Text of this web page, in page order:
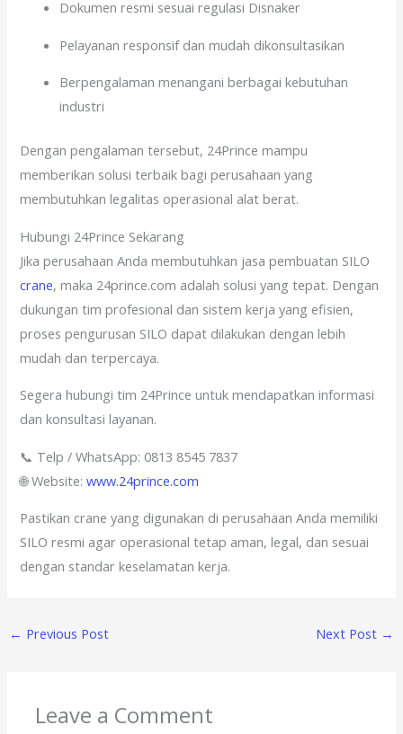
Dokumen resmi sesuai regulasi Disnaker
Pelayanan responsif dan mudah dikonsultasikan
Berpengalaman menangani berbagai kebutuhan
industri
Dengan pengalaman tersebut, 24Prince mampu
memberikan solusi terbaik bagi perusahaan yang
membutuhkan legalitas operasional alat berat.
Hubungi 24Prince Sekarang
Jika perusahaan Anda membutuhkan jasa pembuatan SILO
crane, maka 24prince.com adalah solusi yang tepat. Dengan
dukungan tim profesional dan sistem kerja yang efisien,
proses pengurusan SILO dapat dilakukan dengan lebih
mudah dan terpercaya.
Segera hubungi tim 24Prince untuk mendapatkan informasi
dan konsultasi layanan.
📞 Telp / WhatsApp: 0813 8545 7837
🌐 Website:www.24prince.com
Pastikan crane yang digunakan di perusahaan Anda memiliki
SILO resmi agar operasional tetap aman, legal, dan sesuai
dengan standar keselamatan kerja.
← Previous Post Next Post →
Leave a Comment